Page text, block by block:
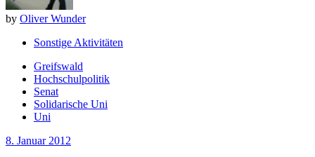
by Oliver Wunder
Sonstige Aktivitäten
Greifswald
Hochschulpolitik
Senat
Solidarische Uni
Uni
8. Januar 2012